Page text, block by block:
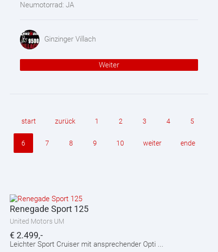
Neumotorrad: JA
Ginzinger Villach
Weiter
start zurück 1 2 3 4 5
6 7 8 9 10 weiter ende
Renegade Sport 125
United Motors UM
€2.499,-
Leichter Sport Cruiser mit ansprechender Opti ...